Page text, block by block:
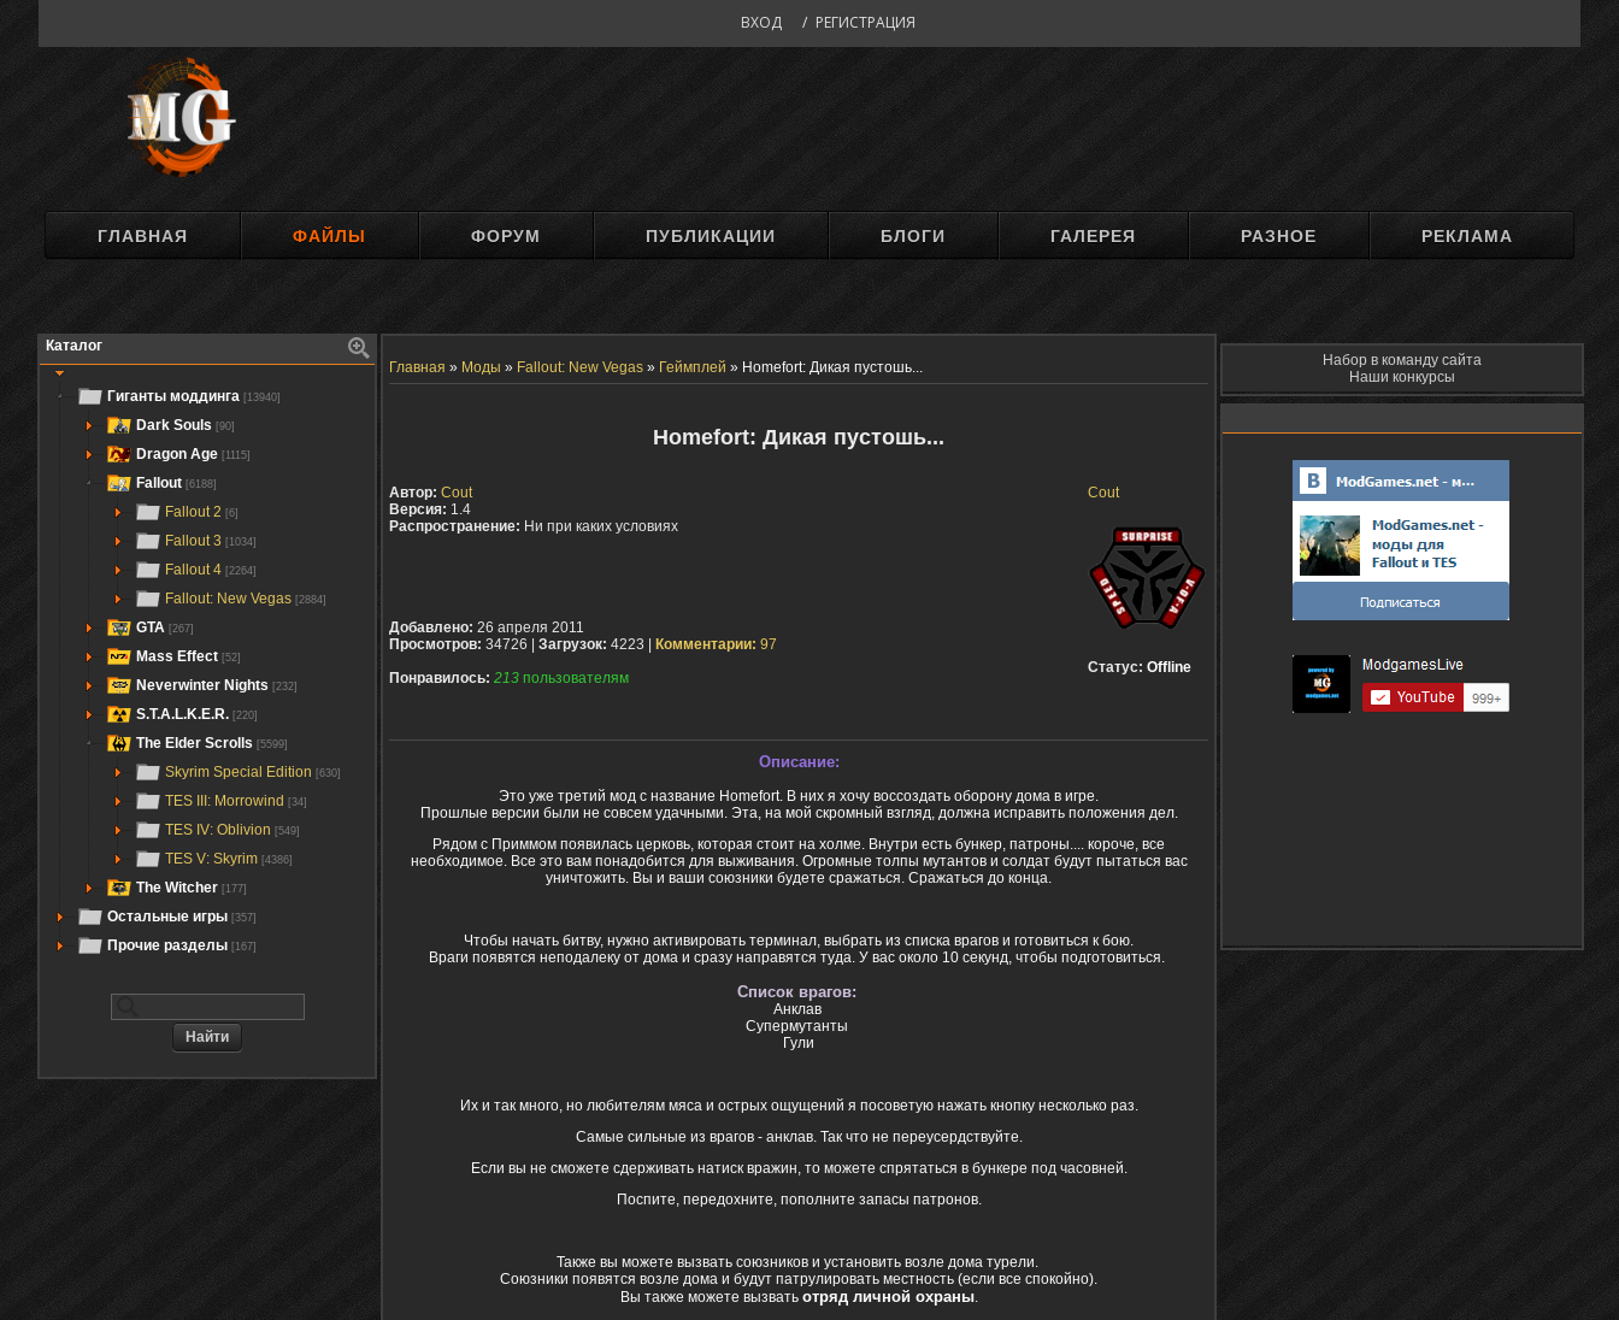
ВХОД / РЕГИСТРАЦИЯ
ГЛАВНАЯ ФАЙЛЫ ФОРУМ ПУБЛИКАЦИИ БЛОГИ ГАЛЕРЕЯ РАЗНОЕ РЕКЛАМА
Каталог
Гиганты моддинга [13940]
Dark Souls [90]
Dragon Age [1115]
Fallout [6188]
Fallout 2 [6]
Fallout 3 [1034]
Fallout 4 [2264]
Fallout: New Vegas [2884]
GTA [267]
Mass Effect [52]
Neverwinter Nights [232]
S.T.A.L.K.E.R. [220]
The Elder Scrolls [5599]
Skyrim Special Edition [630]
TES III: Morrowind [34]
TES IV: Oblivion [549]
TES V: Skyrim [4386]
The Witcher [177]
Остальные игры [357]
Прочие разделы [167]
Главная » Моды » Fallout: New Vegas » Геймплей » Homefort: Дикая пустошь...
Homefort: Дикая пустошь...
Cout
Статус: Offline
Автор: Cout
Версия: 1.4
Распространение: Ни при каких условиях
Добавлено: 26 апреля 2011
Просмотров: 34726 | Загрузок: 4223 | Комментарии: 97
Понравилось: 213 пользователям
Описание:
Это уже третий мод с название Homefort. В них я хочу воссоздать оборону дома в игре.
Прошлые версии были не совсем удачными. Эта, на мой скромный взгляд, должна исправить положения дел.
Рядом с Приммом появилась церковь, которая стоит на холме. Внутри есть бункер, патроны.... короче, все
необходимое. Все это вам понадобится для выживания. Огромные толпы мутантов и солдат будут пытаться вас
уничтожить. Вы и ваши союзники будете сражаться. Сражаться до конца.
Чтобы начать битву, нужно активировать терминал, выбрать из списка врагов и готовиться к бою.
Враги появятся неподалеку от дома и сразу направятся туда. У вас около 10 секунд, чтобы подготовиться.
Список врагов:
Анклав
Супермутанты
Гули
Их и так много, но любителям мяса и острых ощущений я посоветую нажать кнопку несколько раз.
Самые сильные из врагов - анклав. Так что не переусердствуйте.
Если вы не сможете сдерживать натиск вражин, то можете спрятаться в бункере под часовней.
Поспите, передохните, пополните запасы патронов.
Также вы можете вызвать союзников и установить возле дома турели.
Союзники появятся возле дома и будут патрулировать местность (если все спокойно).
Вы также можете вызвать отряд личной охраны.
Набор в команду сайта
Наши конкурсы